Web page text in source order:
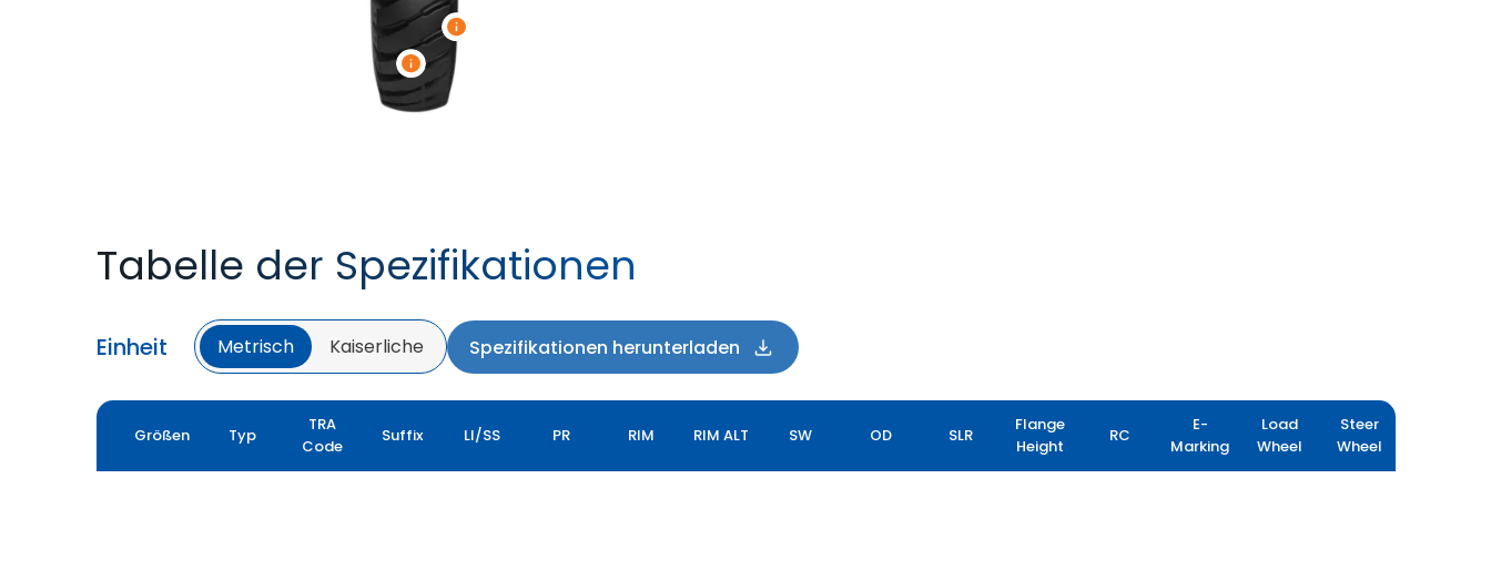
Tabelle der Spezifikationen
Einheit Metrisch Kaiserliche Spezifikationen herunterladen
Größen Typ
TRA
Code
Suffix LI/SS PR RIM RIM ALT SW OD SLR
Flange
Height
RC
E-
Marking
Load
Wheel
Steer
Wheel